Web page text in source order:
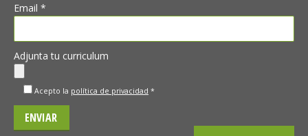
Email *
Adjunta tu curriculum
Acepto la política de privacidad *